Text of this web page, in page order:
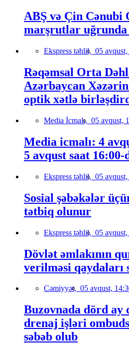
ABŞ və Çin Cənubi
marşrutlar uğrunda
Ekspress təhlil, 05 avqust,
Rəqəmsal Orta
Azərbaycan
optik xətlə
Media İcmalı, 05 avqust,
Media icmalı: 4
5 avqust saat 16:00-
Ekspress təhlil, 05
Sosial şəbəkələr
tətbiq olunur
Ekspress təhlil, 05
Dövlət əmlakının
verilməsi qaydaları
Cəmiyyət, 05 avqust,
Buzovnada dörd ay
drenaj işləri
səbəb olub